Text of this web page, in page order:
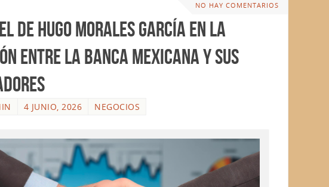
NO HAY COMENTARIOS
de Hugo Morales García en la
entre la banca mexicana y sus
4 JUNIO, 2026 NEGOCIOS